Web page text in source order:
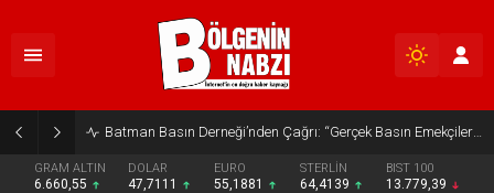
Batman Basın Derneği’nden Çağrı: “Gerçek Basın Emekçileri Desteklenmeli”
GRAM ALTIN
6.660,55
DOLAR
47,7111
EURO
55,1881
STERLİN
64,4139
BIST 100
13.779,39